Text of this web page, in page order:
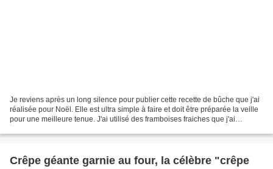
Je reviens après un long silence pour publier cette recette de bûche que j'ai
réalisée pour Noël. Elle est ultra simple à faire et doit être préparée la veille
pour une meilleure tenue. J'ai utilisé des framboises fraiches que j'ai
Crêpe géante garnie au four, la célèbre "crêpe